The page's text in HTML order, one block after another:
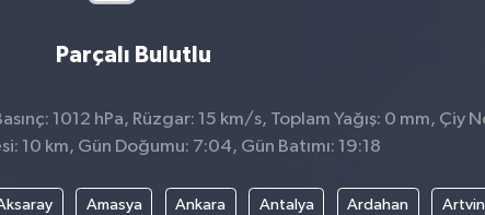
Parçalı Bulutlu
1012 hPa, Rüzgar: 15 km/s, Toplam Yağış: 0 mm, Çiy
10 km, Gün Doğumu: 7:04, Gün Batımı: 19:18
Amasya Ankara Antalya Ardahan Artvin